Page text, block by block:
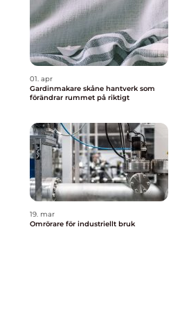
01. apr
Gardinmakare skåne hantverk som
förändrar rummet på riktigt
19. mar
Omrörare för industriellt bruk